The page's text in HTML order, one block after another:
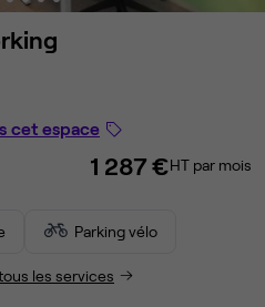
cet espace
1 287 €HT par mois
Parking vélo
les services